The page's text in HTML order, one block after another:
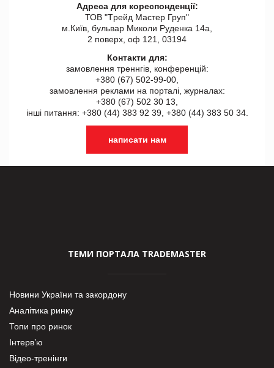
Адреса для кореспонденції:
ТОВ "Tрейд Мастер Груп"
м.Київ, бульвар Миколи Руденка 14а,
2 поверх, оф 121, 03194
Контакти для:
замовлення треннгів, конференцій:
+380 (67) 502-99-00,
замовлення реклами на порталі, журналах:
+380 (67) 502 30 13,
інші питання: +380 (44) 383 92 39, +380 (44) 383 50 34.
написати нам
ТЕМИ ПОРТАЛА TRADEMASTER
Новини України та закордону
Аналітика ринку
Топи про ринок
Інтерв’ю
Відео-тренінги